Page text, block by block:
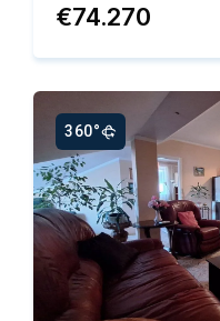
€74.270
360°
Ekskluzivna ponuda